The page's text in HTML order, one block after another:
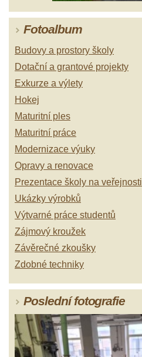
Fotoalbum
Budovy a prostory školy
Dotační a grantové projekty
Exkurze a výlety
Hokej
Maturitní ples
Maturitní práce
Modernizace výuky
Opravy a renovace
Prezentace školy na veřejnosti
Ukázky výrobků
Výtvarné práce studentů
Zájmový kroužek
Závěrečné zkoušky
Zdobné techniky
Poslední fotografie